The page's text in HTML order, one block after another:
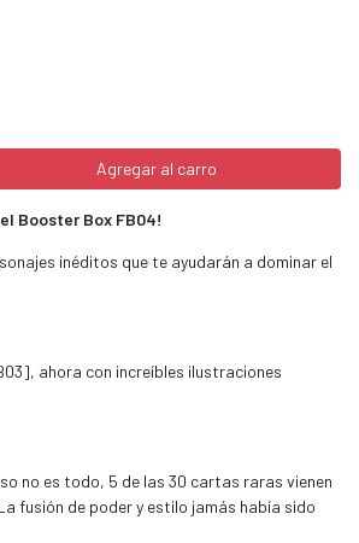
Agregar al carro
Booster Box FB04!
inéditos que te ayudarán a dominar el
ahora con increíbles ilustraciones
no es todo, 5 de las 30 cartas raras vienen
fusión de poder y estilo jamás había sido